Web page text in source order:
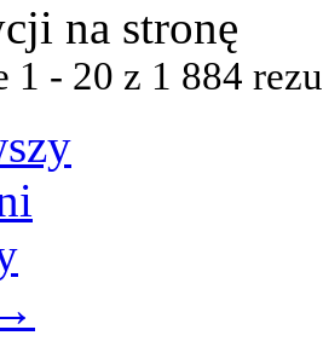
na stronę
1 - 20 z 1 884